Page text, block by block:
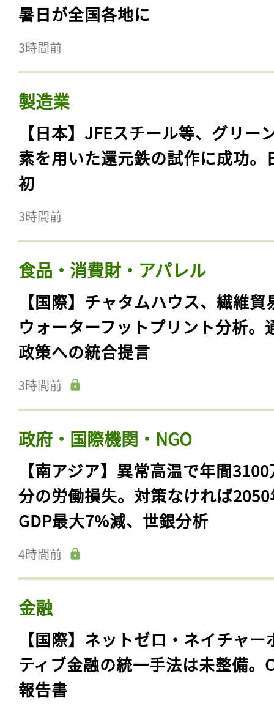
暑日が全国各地に
3時間前
製造業
【日本】JFEスチール等、グリー
素を用いた還元鉄の試作に成功。
初
3時間前
食品・消費財・アパレル
【国際】チャタムハウス、繊維貿
ウォーターフットプリント分析。
政策への統合提言
3時間前
政府・国際機関・NGO
【南アジア】異常高温で年間
分の労働損失。対策なければ
GDP最大7%減、世銀分析
4時間前
金融
【国際】ネットゼロ・ネイチャー
ティブ金融の統一手法は未整備。
報告書